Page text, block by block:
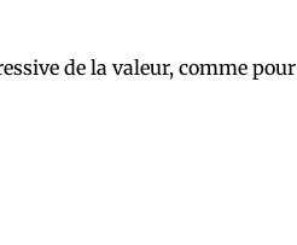
de la valeur, comme pour